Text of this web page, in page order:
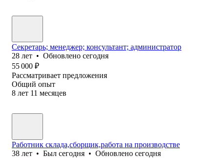
Секретарь; менеджер; консультант; администратор
28 лет • Обновлено сегодня
55 000 ₽
Рассматривает предложения
Общий опыт
8 лет 11 месяцев
Работник склада,сборщик,работа на производстве
38 лет • Был сегодня • Обновлено сегодня